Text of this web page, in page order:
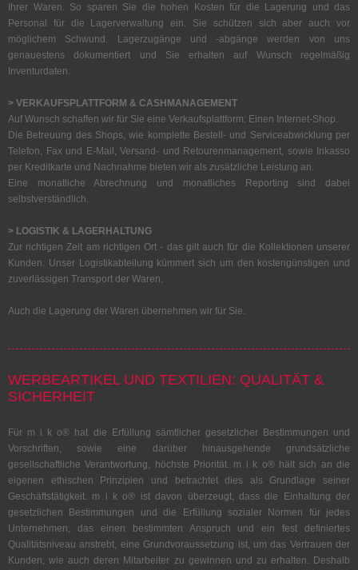
Ihrer Waren. So sparen Sie die hohen Kosten für die Lagerung und das
Personal für die Lagerverwaltung ein. Sie schützen sich aber auch vor
möglichem Schwund. Lagerzugänge und -abgänge werden von uns
genauestens dokumentiert und Sie erhalten auf Wunsch regelmäßig
Inventurdaten.
> VERKAUFSPLATTFORM & CASHMANAGEMENT
Auf Wunsch schaffen wir für Sie eine Verkaufsplattform: Einen Internet-Shop.
Die Betreuung des Shops, wie komplette Bestell- und Serviceabwicklung per
Telefon, Fax und E-Mail, Versand- und Retourenmanagement, sowie Inkasso
per Kreditkarte und Nachnahme bieten wir als zusätzliche Leistung an.
Eine monatliche Abrechnung und monatliches Reporting sind dabei
selbstverständlich.
> LOGISTIK & LAGERHALTUNG
Zur richtigen Zeit am richtigen Ort - das gilt auch für die Kollektionen unserer
Kunden. Unser Logistikabteilung kümmert sich um den kostengünstigen und
zuverlässigen Transport der Waren.
Auch die Lagerung der Waren übernehmen wir für Sie.
WERBEARTIKEL UND TEXTILIEN: QUALITÄT &
SICHERHEIT
Für m i k o® hat die Erfüllung sämtlicher gesetzlicher Bestimmungen und
Vorschriften, sowie eine darüber hinausgehende grundsätzliche
gesellschaftliche Verantwortung, höchste Priorität. m i k o® hält sich an die
eigenen ethischen Prinzipien und betrachtet dies als Grundlage seiner
Geschäftstätigkeit. m i k o® ist davon überzeugt, dass die Einhaltung der
gesetzlichen Bestimmungen und die Erfüllung sozialer Normen für jedes
Unternehmen, das einen bestimmten Anspruch und ein fest definiertes
Qualitätsniveau anstrebt, eine Grundvoraussetzung ist, um das Vertrauen der
Kunden, wie auch deren Mitarbeiter zu gewinnen und zu erhalten. Deshalb